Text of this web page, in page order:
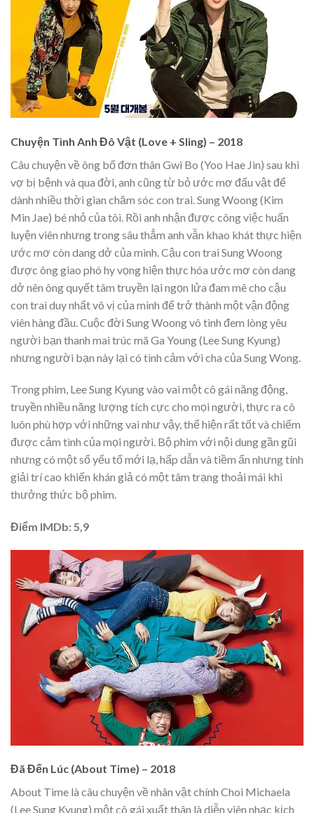
Chuyện Tình Anh Đô Vật (Love + Sling) – 2018
Câu chuyện về ông bố đơn thân Gwi Bo (Yoo Hae Jin) sau khi
vợ bị bệnh và qua đời, anh cũng từ bỏ ước mơ đấu vật để
dành nhiều thời gian chăm sóc con trai. Sung Woong (Kim
Min Jae) bé nhỏ của tôi. Rồi anh nhận được công việc huấn
luyện viên nhưng trong sâu thẳm anh vẫn khao khát thực hiện
ước mơ còn dang dở của mình. Cậu con trai Sung Woong
được ông giao phó hy vọng hiện thực hóa ước mơ còn dang
dở nên ông quyết tâm truyền lại ngọn lửa đam mê cho cậu
con trai duy nhất vô vị của mình để trở thành một vận động
viên hàng đầu. Cuộc đời Sung Woong vô tình đem lòng yêu
người bạn thanh mai trúc mã Ga Young (Lee Sung Kyung)
nhưng người bạn này lại có tình cảm với cha của Sung Wong.
Trong phim, Lee Sung Kyung vào vai một cô gái năng động,
truyền nhiều năng lượng tích cực cho mọi người, thực ra cô
luôn phù hợp với những vai như vậy, thể hiện rất tốt và chiếm
được cảm tình của mọi người. Bộ phim với nội dung gần gũi
nhưng có một số yếu tố mới lạ, hấp dẫn và tiềm ẩn nhưng tính
giải trí cao khiến khán giả có một tâm trạng thoải mái khi
thưởng thức bộ phim.
Điểm IMDb: 5,9
Đã Đến Lúc (About Time) – 2018
About Time là câu chuyện về nhân vật chính Choi Michaela
(Lee Sung Kyung) một cô gái xuất thân là diễn viên nhạc kịch